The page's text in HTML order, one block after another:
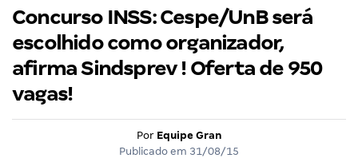
Concurso INSS: Cespe/UnB será
escolhido como organizador,
afirma Sindsprev ! Oferta de 950
vagas!
Por Equipe Gran
Publicado em 31/08/15